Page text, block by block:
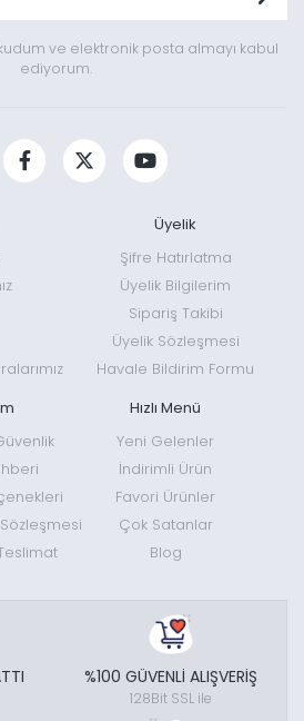
ve elektronik posta almayı kabul
ediyorum.
Üyelik
Şifre Hatırlatma
Üyelik Bilgilerim
Sipariş Takibi
Üyelik Sözleşmesi
Havale Bildirim Formu
Hızlı Menü
Yeni Gelenler
İndirimli Ürün
Favori Ürünler
Çok Satanlar
Blog
%100 GÜVENLİ ALIŞVERİŞ
128Bit SSL ile